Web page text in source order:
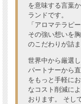
を意味する言葉
ランドです。
「アロマテラピ
その強い想いを
のこだわりが詰ま
世界中から厳選
パートナーから
をもっと手軽に
なコスト削減に
おります。 そし